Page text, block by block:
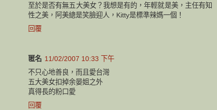
至於是否有無五大美女？我想是有的，年輕就是美，主任有知
性之美，阿美總是笑臉迎人，Kitty是標準辣媽一個！
回覆
匿名 11/02/2007 10:33 下午
不只心地善良，而且愛台灣
五大美女扣掉余晏姐之外
真得長的粉口愛
回覆